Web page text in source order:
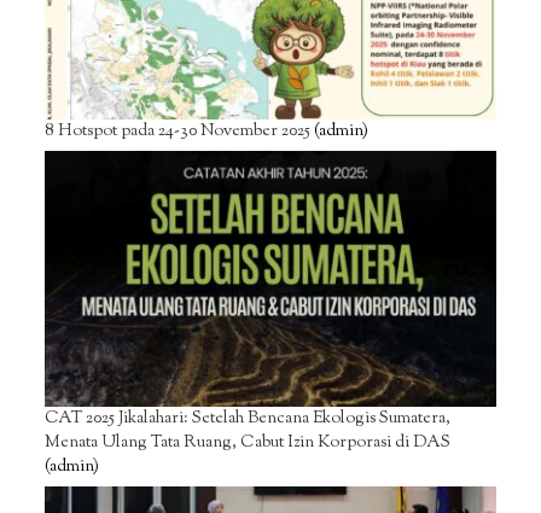
8 Hotspot pada 24-30 November 2025(admin)
CAT 2025 Jikalahari: Setelah Bencana Ekologis Sumatera,
Menata Ulang Tata Ruang, Cabut Izin Korporasi di DAS
(admin)